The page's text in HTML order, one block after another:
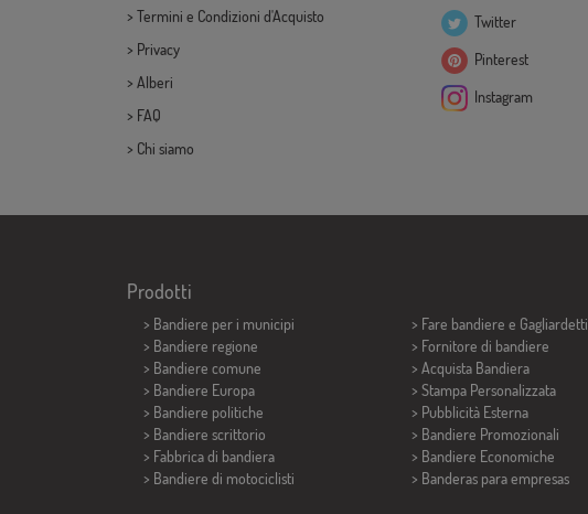
> Termini e Condizioni d'Acquisto
> Privacy
> Alberi
> FAQ
> Chi siamo
Twitter
Pinterest
Instagram
Prodotti
> Bandiere per i municipi
> Bandiere regione
> Bandiere comune
> Bandiere Europa
> Bandiere politiche
> Bandiere scrittorio
> Fabbrica di bandiera
> Bandiere di motociclisti
> Fare bandiere e Gagliardetti
> Fornitore di bandiere
> Acquista Bandiera
> Stampa Personalizzata
> Pubblicità Esterna
> Bandiere Promozionali
> Bandiere Economiche
> Banderas para empresas